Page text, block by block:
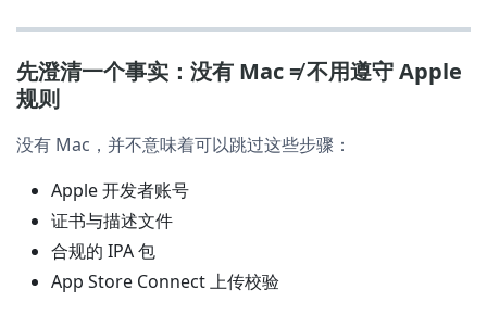
先澄清一个事实：没有 Mac ≠ 不用遵守 Apple
规则
没有 Mac，并不意味着可以跳过这些步骤：
Apple 开发者账号
证书与描述文件
合规的 IPA 包
App Store Connect 上传校验